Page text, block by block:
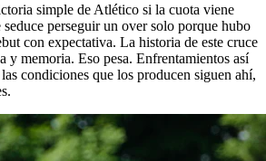
simple de Atlético si la cuota viene
perseguir un over solo porque hubo
con expectativa. La historia de este cruce
y memoria. Eso pesa. Enfrentamientos así
condiciones que los producen siguen ahí,